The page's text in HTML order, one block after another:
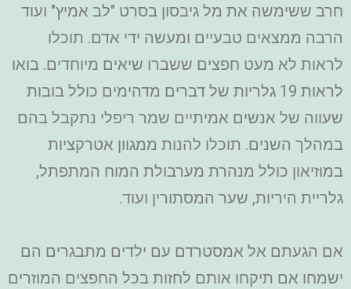
חרב ששימשה את מל גיבסון בסרט "לב אמיץ" ועוד
הרבה ממצאים טבעיים ומעשה ידי אדם. תוכלו
לראות לא מעט חפצים ששברו שיאים מיוחדים. בואו
לראות 19 גלריות של דברים מדהימים כולל בובות
שעווה של אנשים אמיתיים שמר ריפלי נתקבל בהם
במהלך השנים. תוכלו להנות ממגוון אטרקציות
במוזיאון כולל מנהרת מערבולת המוח המתפתל,
גלריית היריות, שער המסתורין ועוד.
אם הגעתם אל אמסטרדם עם ילדים מתבגרים הם
ישמחו אם תיקחו אותם לחזות בכל החפצים המוזרים